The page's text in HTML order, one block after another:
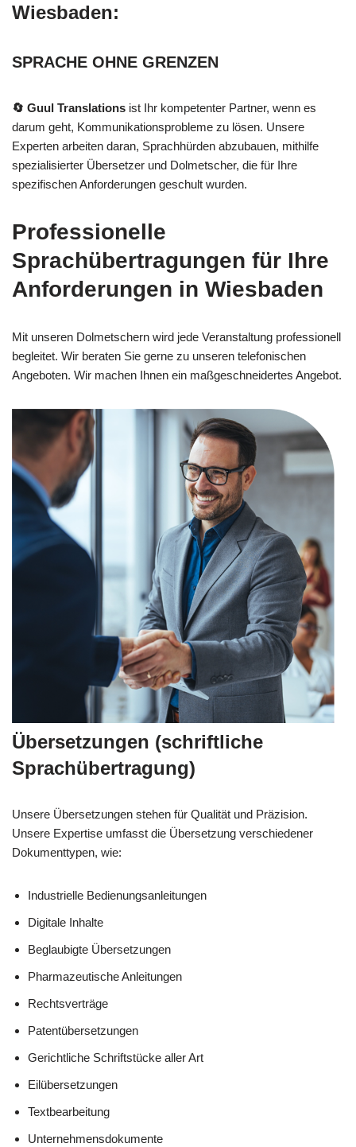
Wiesbaden:
SPRACHE OHNE GRENZEN
🔄 Guul Translations ist Ihr kompetenter Partner, wenn es
darum geht, Kommunikationsprobleme zu lösen. Unsere
Experten arbeiten daran, Sprachhürden abzubauen, mithilfe
spezialisierter Übersetzer und Dolmetscher, die für Ihre
spezifischen Anforderungen geschult wurden.
Professionelle
Sprachübertragungen für Ihre
Anforderungen in Wiesbaden
Mit unseren Dolmetschern wird jede Veranstaltung professionell
begleitet. Wir beraten Sie gerne zu unseren telefonischen
Angeboten. Wir machen Ihnen ein maßgeschneidertes Angebot.
Übersetzungen (schriftliche
Sprachübertragung)
Unsere Übersetzungen stehen für Qualität und Präzision.
Unsere Expertise umfasst die Übersetzung verschiedener
Dokumenttypen, wie:
Industrielle Bedienungsanleitungen
Digitale Inhalte
Beglaubigte Übersetzungen
Pharmazeutische Anleitungen
Rechtsverträge
Patentübersetzungen
Gerichtliche Schriftstücke aller Art
Eilübersetzungen
Textbearbeitung
Unternehmensdokumente